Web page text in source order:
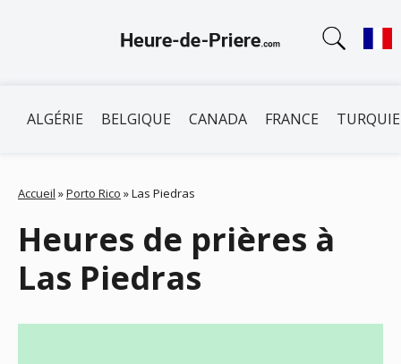
ALGÉRIE BELGIQUE CANADA FRANCE TURQUIE
Accueil »Porto Rico »Las Piedras
Heures de prières à
Las Piedras